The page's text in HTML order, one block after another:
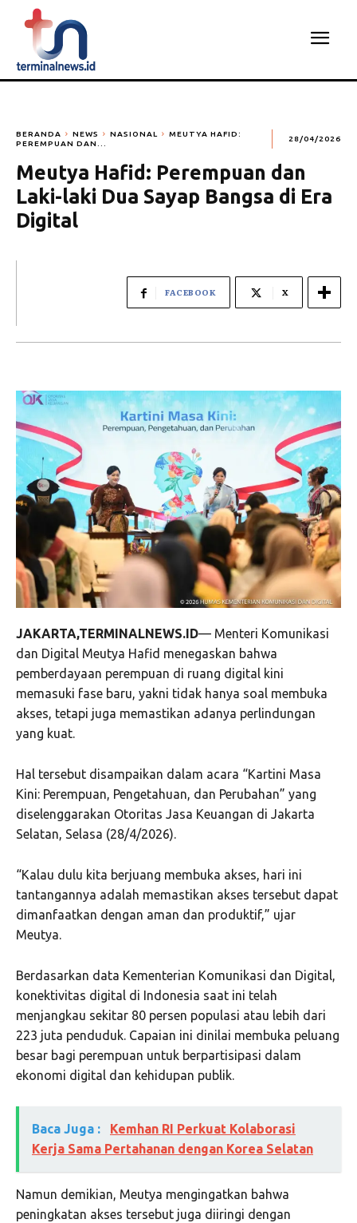
BERANDA NEWS NASIONAL
MEUTYA HAFID:
PEREMPUAN DAN...
28/04/2026
Meutya Hafid: Perempuan dan
Laki-laki Dua Sayap Bangsa di Era
Digital
FACEBOOK X
JAKARTA,TERMINALNEWS.ID— Menteri Komunikasi
dan Digital Meutya Hafid menegaskan bahwa
pemberdayaan perempuan di ruang digital kini
memasuki fase baru, yakni tidak hanya soal membuka
akses, tetapi juga memastikan adanya perlindungan
yang kuat.
Hal tersebut disampaikan dalam acara “Kartini Masa
Kini: Perempuan, Pengetahuan, dan Perubahan” yang
diselenggarakan Otoritas Jasa Keuangan di Jakarta
Selatan, Selasa (28/4/2026).
“Kalau dulu kita berjuang membuka akses, hari ini
tantangannya adalah memastikan akses tersebut dapat
dimanfaatkan dengan aman dan produktif,” ujar
Meutya.
Berdasarkan data Kementerian Komunikasi dan Digital,
konektivitas digital di Indonesia saat ini telah
menjangkau sekitar 80 persen populasi atau lebih dari
223 juta penduduk. Capaian ini dinilai membuka peluang
besar bagi perempuan untuk berpartisipasi dalam
ekonomi digital dan kehidupan publik.
Baca Juga :
Kemhan RI Perkuat Kolaborasi
Kerja Sama Pertahanan dengan Korea Selatan
Namun demikian, Meutya mengingatkan bahwa
peningkatan akses tersebut juga diiringi dengan